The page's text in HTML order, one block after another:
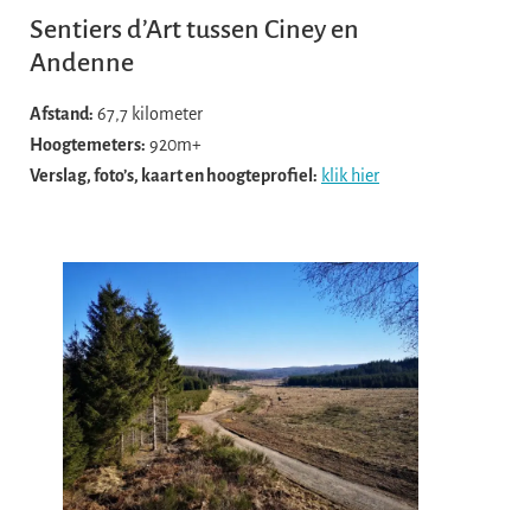
Sentiers d’Art tussen Ciney en
Andenne
Afstand: 67,7 kilometer
Hoogtemeters: 920m+
Verslag, foto’s, kaart en hoogteprofiel: klik hier